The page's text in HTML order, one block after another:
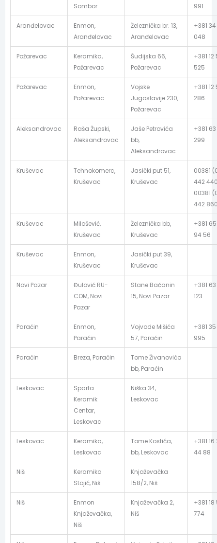
Sombor
991
Aranđelovac
Enmon,
Aranđelovac
Železnička br. 13,
Aranđelovac
+381
048
Požarevac
Keramika,
Požarevac
Šudijska 66,
Požarevac
+381
525
Požarevac
Enmon,
Požarevac
Vojske
Jugoslavije 230,
Požarevac
+381 12
286
Aleksandrovac
Raša Župski,
Aleksandrovac
Jaše Petrovića
bb,
Aleksandrovac
+381
299
Kruševac
Tehnokomerc,
Kruševac
Jasički put 51,
Kruševac
00381
442
00381
442
Kruševac
Milošević,
Kruševac
Železnička bb,
Kruševac
+381
94 56
Kruševac
Enmon,
Kruševac
Jasički put 39,
Kruševac
Novi Pazar
Đulović RU-
COM, Novi
Pazar
Stane Bačanin
15, Novi Pazar
+381
123
Paraćin
Enmon,
Paraćin
Vojvode Mišića
57, Paraćin
+381
995
Paraćin Breza, Paraćin
Tome Živanovića
bb, Paraćin
Leskovac
Sparta
Keramik
Centar,
Leskovac
Niška 34,
Leskovac
Leskovac
Keramika,
Leskovac
Tome Kostića,
bb, Leskovac
+381 16
44 88
Niš
Keramika
Stojić, Niš
Knjaževačka
158/2, Niš
Niš
Enmon
Knjaževačka,
Niš
Knjaževačka 2,
Niš
+381
774